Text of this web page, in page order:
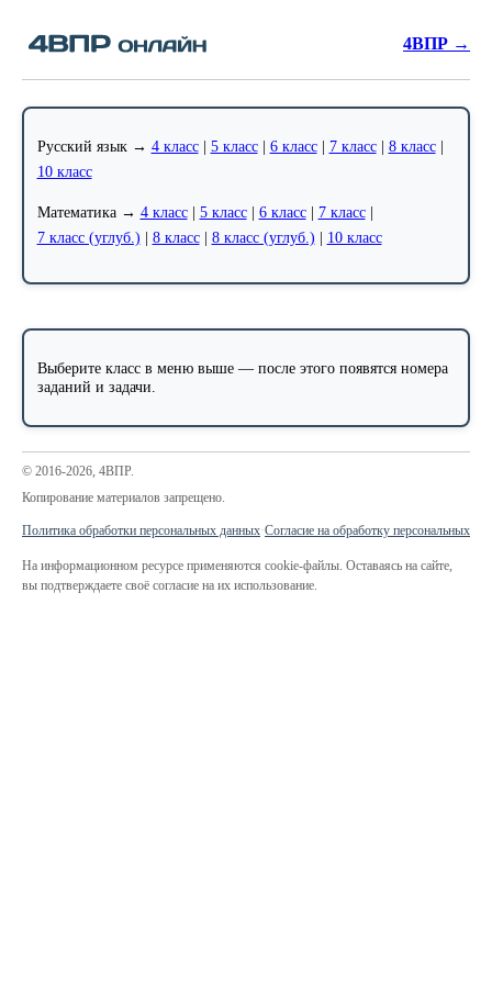
4ВПР →
Русский язык → 4 класс| 5 класс| 6 класс| 7 класс| 8 класс|
10 класс
Математика → 4 класс| 5 класс| 6 класс| 7 класс|
7 класс (углуб.) | 8 класс| 8 класс (углуб.) | 10 класс
Выберите класс в меню выше — после этого появятся номера
заданий и задачи.
© 2016-2026, 4ВПР.
Копирование материалов запрещено.
Политика обработки персональных данных·Согласие на обработку персональных
На информационном ресурсе применяются cookie-файлы. Оставаясь на сайте,
вы подтверждаете своё согласие на их использование.